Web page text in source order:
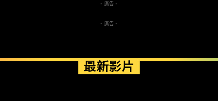
- 廣告 -
- 廣告 -
最新影片